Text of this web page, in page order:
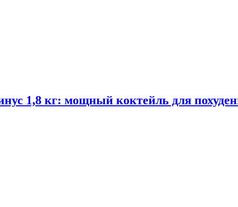
1,8 кг: мощный коктейль для